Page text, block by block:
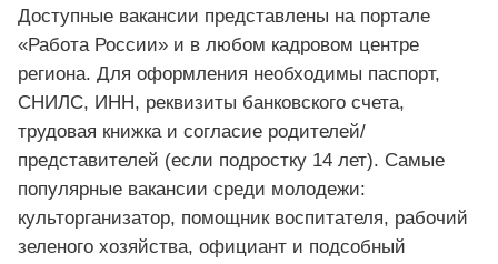
Доступные вакансии представлены на портале
«Работа России» и в любом кадровом центре
региона. Для оформления необходимы паспорт,
СНИЛС, ИНН, реквизиты банковского счета,
трудовая книжка и согласие родителей/
представителей (если подростку 14 лет). Самые
популярные вакансии среди молодежи:
культорганизатор, помощник воспитателя, рабочий
зеленого хозяйства, официант и подсобный